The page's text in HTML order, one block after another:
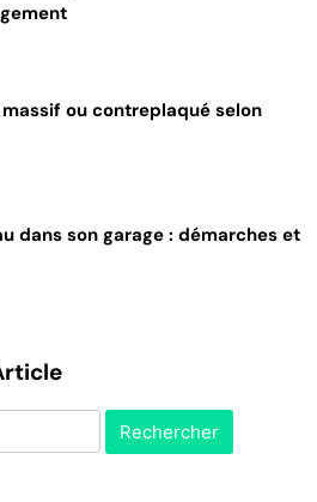
ou contreplaqué selon
dans son garage : démarches et